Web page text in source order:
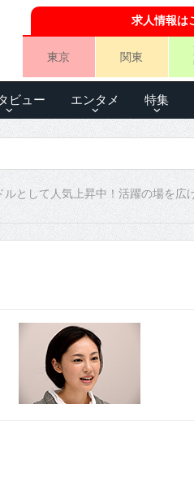
求人情報は
東京 関東
ビュー エンタメ 特集
として人気上昇中！活躍の場を広